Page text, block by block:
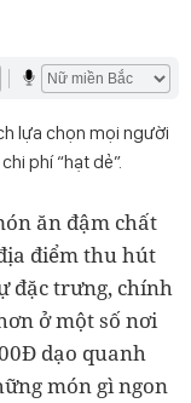
lựa chọn mọi người
phí “hạt dẻ”.
ăn đậm chất
điểm thu hút
đặc trưng, chính
ở một số nơi
dạo quanh
món gì ngon